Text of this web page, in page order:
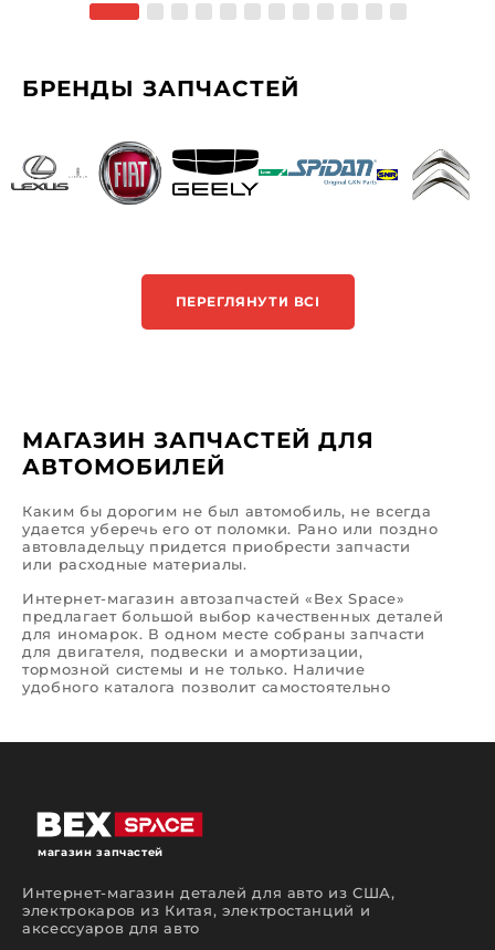
БРЕНДЫ ЗАПЧАСТЕЙ
ПЕРЕГЛЯНУТИ ВСІ
МАГАЗИН ЗАПЧАСТЕЙ ДЛЯ
АВТОМОБИЛЕЙ
Каким бы дорогим не был автомобиль, не всегда
удается уберечь его от поломки. Рано или поздно
автовладельцу придется приобрести запчасти
или расходные материалы.
Интернет-магазин автозапчастей «Bex Space»
предлагает большой выбор качественных деталей
для иномарок. В одном месте собраны запчасти
для двигателя, подвески и амортизации,
тормозной системы и не только. Наличие
удобного каталога позволит самостоятельно
помочь вам сделать правильный выбор.
На страницах нашего интернет-магазина
автозапчастей вы сможете подобрать и
моделей и годов выпуска.
Можно попытаться сэкономить и отремонтировать
магазин запчастей
Интернет-магазин деталей для авто из США,
электрокаров из Китая, электростанций и
аксессуаров для авто